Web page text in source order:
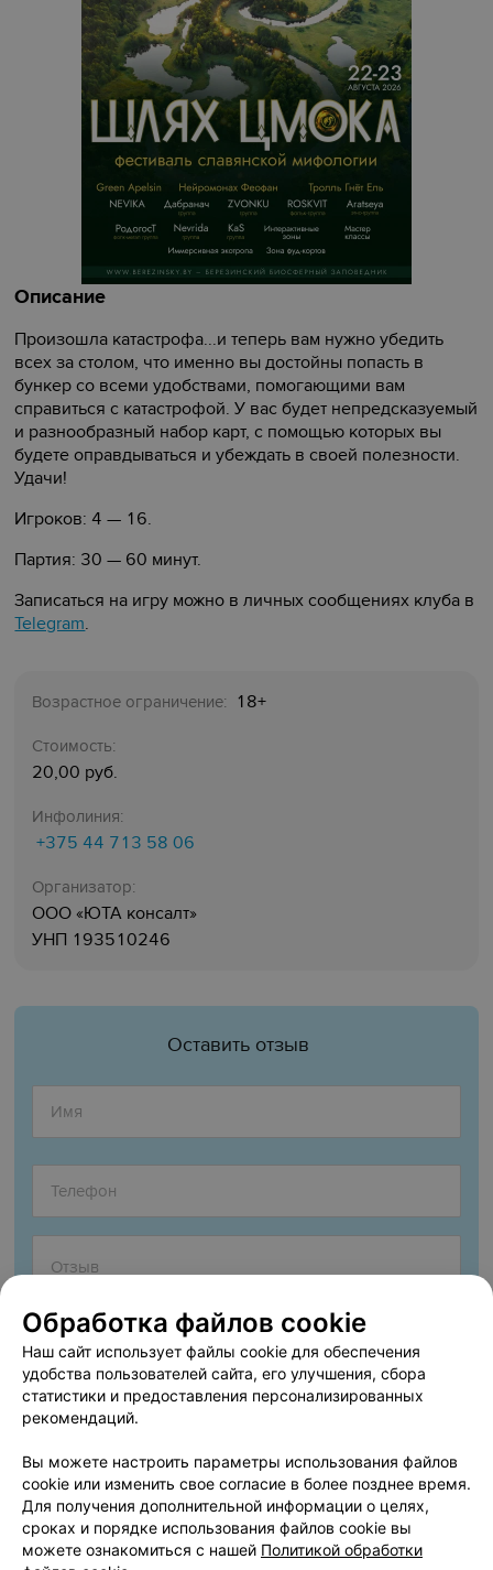
Описание
Произошла катастрофа...и теперь вам нужно убедить
всех за столом, что именно вы достойны попасть в
бункер со всеми удобствами, помогающими вам
справиться с катастрофой. У вас будет непредсказуемый
и разнообразный набор карт, с помощью которых вы
будете оправдываться и убеждать в своей полезности.
Удачи!
Игроков: 4 — 16.
Партия: 30 — 60 минут.
Записаться на игру можно в личных сообщениях клуба в
Telegram.
Возрастное ограничение: 18+
Стоимость:
20,00 руб.
Инфолиния:
+375 44 713 58 06
Организатор:
ООО «ЮТА консалт»
УНП 193510246
Оставить отзыв
Согласен опубликовать отзыв. Подробнее об
прав
Добавить отзыв
Обработка файлов cookie
Наш сайт использует файлы cookie для обеспечения
удобства пользователей сайта, его улучшения, сбора
статистики и предоставления персонализированных
рекомендаций.
Вы можете настроить параметры использования файлов
cookie или изменить свое согласие в более позднее время.
Для получения дополнительной информации о целях,
сроках и порядке использования файлов cookie вы
можете ознакомиться с нашей Политикой обработки